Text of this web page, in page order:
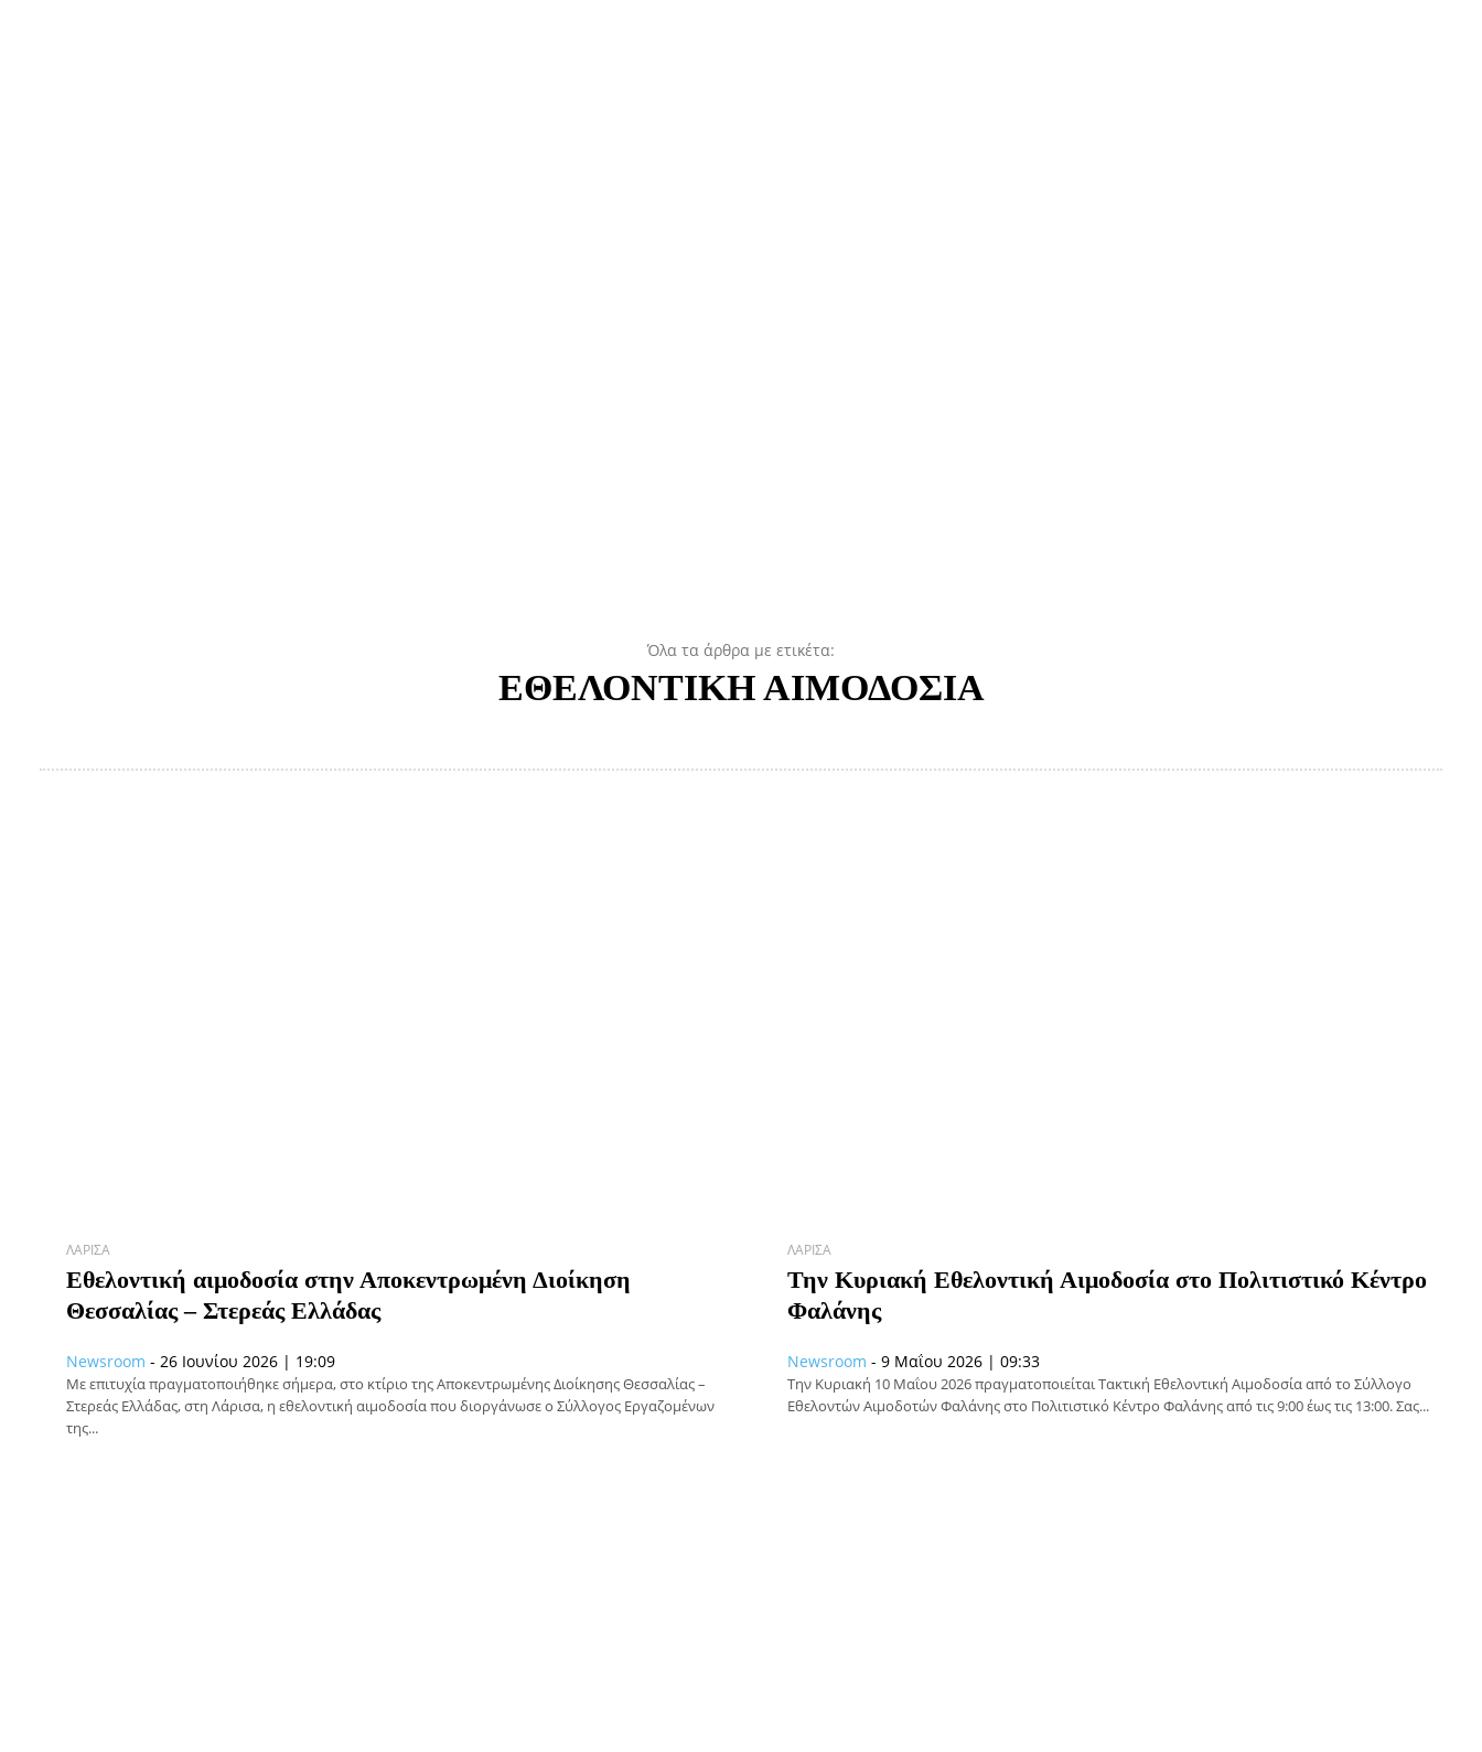
Όλα τα άρθρα με ετικέτα:
ΕΘΕΛΟΝΤΙΚΗ ΑΙΜΟΔΟΣΙΑ
ΛΆΡΙΣΑ
Εθελοντική αιμοδοσία στην Αποκεντρωμένη Διοίκηση
Θεσσαλίας – Στερεάς Ελλάδας
Newsroom - 26 Ιουνίου 2026 | 19:09
Με επιτυχία πραγματοποιήθηκε σήμερα, στο κτίριο της Αποκεντρωμένης Διοίκησης Θεσσαλίας –
Στερεάς Ελλάδας, στη Λάρισα, η εθελοντική αιμοδοσία που διοργάνωσε ο Σύλλογος Εργαζομένων
της...
ΛΆΡΙΣΑ
Την Κυριακή Εθελοντική Αιμοδοσία στο Πολιτιστικό Κέντρο
Φαλάνης
Newsroom - 9 Μαΐου 2026 | 09:33
Την Κυριακή 10 Μαΐου 2026 πραγματοποιείται Τακτική Εθελοντική Αιμοδοσία από το Σύλλογο
Εθελοντών Αιμοδοτών Φαλάνης στο Πολιτιστικό Κέντρο Φαλάνης από τις 9:00 έως τις 13:00. Σας...